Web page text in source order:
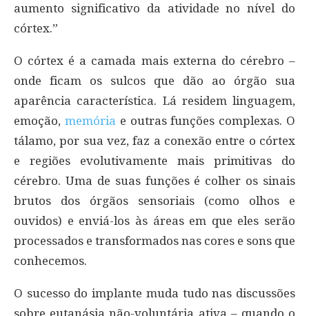
aumento significativo da atividade no nível do
córtex.”
O córtex é a camada mais externa do cérebro –
onde ficam os sulcos que dão ao órgão sua
aparência característica. Lá residem linguagem,
emoção, memória e outras funções complexas. O
tálamo, por sua vez, faz a conexão entre o córtex
e regiões evolutivamente mais primitivas do
cérebro. Uma de suas funções é colher os sinais
brutos dos órgãos sensoriais (como olhos e
ouvidos) e enviá-los às áreas em que eles serão
processados e transformados nas cores e sons que
conhecemos.
O sucesso do implante muda tudo nas discussões
sobre eutanásia não-voluntária ativa – quando o